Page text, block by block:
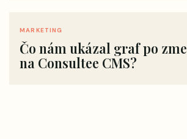
MARKETING
Čo nám ukázal graf po
na Consultee CMS?